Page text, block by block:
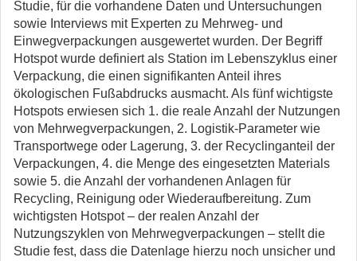
Studie, für die vorhandene Daten und Untersuchungen
sowie Interviews mit Experten zu Mehrweg- und
Einwegverpackungen ausgewertet wurden. Der Begriff
Hotspot wurde definiert als Station im Lebenszyklus einer
Verpackung, die einen signifikanten Anteil ihres
ökologischen Fußabdrucks ausmacht. Als fünf wichtigste
Hotspots erwiesen sich 1. die reale Anzahl der Nutzungen
von Mehrwegverpackungen, 2. Logistik-Parameter wie
Transportwege oder Lagerung, 3. der Recyclinganteil der
Verpackungen, 4. die Menge des eingesetzten Materials
sowie 5. die Anzahl der vorhandenen Anlagen für
Recycling, Reinigung oder Wiederaufbereitung. Zum
wichtigsten Hotspot – der realen Anzahl der
Nutzungszyklen von Mehrwegverpackungen – stellt die
Studie fest, dass die Datenlage hierzu noch unsicher und